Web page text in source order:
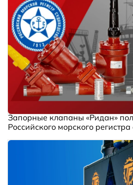
Запорные клапаны «Ридан»
Российского морского